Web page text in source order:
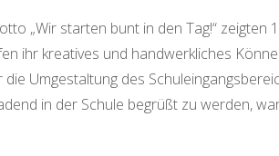
„Wir starten bunt in den Tag!“ zeigten
ihr kreatives und handwerkliches
die Umgestaltung des
in der Schule begrüßt zu werden,